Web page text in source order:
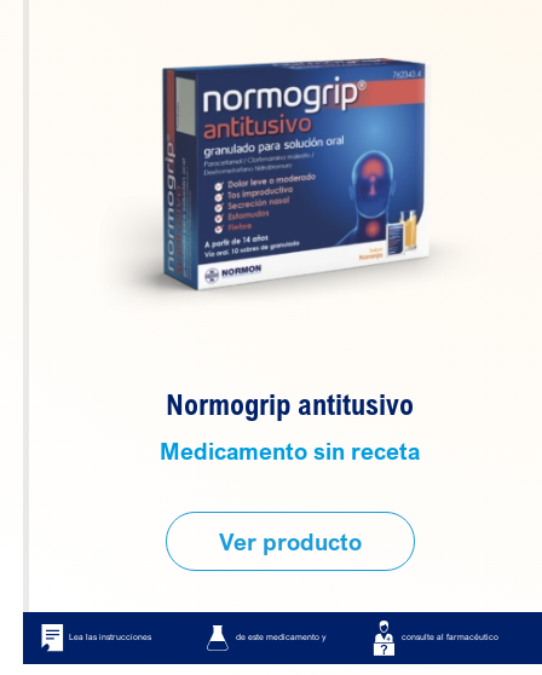
Normogrip antitusivo
Medicamento sin receta
Ver producto
Lea las instrucciones de este medicamento y consulte al farmacéutico